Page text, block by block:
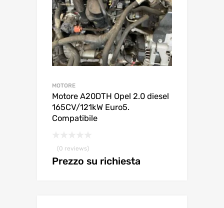
MOTORE
Motore A20DTH Opel 2.0 diesel
165CV/121kW Euro5.
Compatibile
(0 reviews)
Prezzo su richiesta